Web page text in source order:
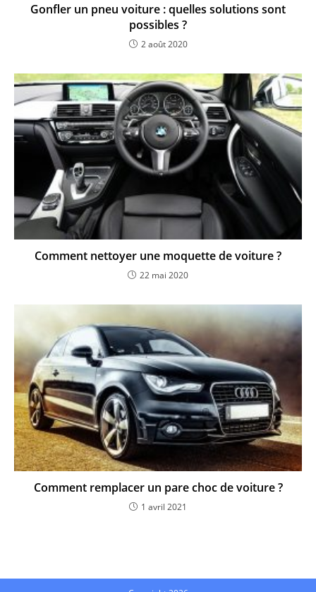
Gonfler un pneu voiture : quelles solutions sont
possibles ?
2 août 2020
Comment nettoyer une moquette de voiture ?
22 mai 2020
Comment remplacer un pare choc de voiture ?
1 avril 2021